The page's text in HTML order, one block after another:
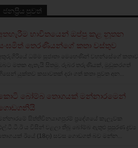
ජනප්‍රිය පුවත්
භාවිතයෙන් ඔප්පු කළ නූතන
තෙරණියන්ගේ කතා වස්‌තුව
ධම්ම සුජාතා මෙහෙණින් වහන්සේගේ කතාව
මතක ඇතැයි සිතමු. රූබර තරුණියක්‌, මුඩුකරගත්
යුක්‌තව කසාවතක්‌ දරා ගත් කතා පුවත අන...
බෝම්බ තොගයක් මන්නාරමෙන්
සිත්තිවිනයාගපුරම් ප්‍රදේශයේ කැලෑවක
ය විසින් වළලා තිබූ බෝම්බ ඇතුළු පුපුරණ ද්‍රව්‍ය
ඊයේ (18දා) සවස ගොඩගත් බව මන්න...